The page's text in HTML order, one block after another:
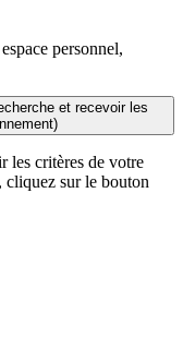
personnel,
et recevoir les
les critères de votre
cliquez sur le bouton